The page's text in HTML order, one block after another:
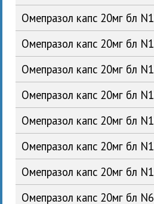
Омепразол капс 20мг бл
Омепразол капс 20мг бл
Омепразол капс 20мг бл
Омепразол капс 20мг бл
Омепразол капс 20мг бл
Омепразол капс 20мг бл
Омепразол капс 20мг бл
Омепразол капс 20мг бл